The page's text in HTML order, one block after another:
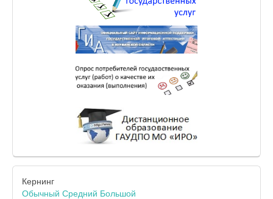
Кернинг
Обычный Средний Большой